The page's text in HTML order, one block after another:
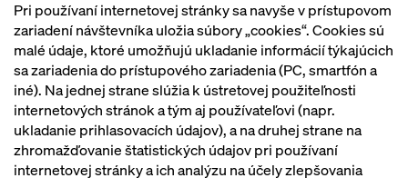
Pri používaní internetovej stránky sa navyše v prístupovom
zariadení návštevníka uložia súbory „cookies“. Cookies sú
malé údaje, ktoré umožňujú ukladanie informácií týkajúcich
sa zariadenia do prístupového zariadenia (PC, smartfón a
iné). Na jednej strane slúžia k ústretovej použiteľnosti
internetových stránok a tým aj používateľovi (napr.
ukladanie prihlasovacích údajov), a na druhej strane na
zhromažďovanie štatistických údajov pri používaní
internetovej stránky a ich analýzu na účely zlepšovania